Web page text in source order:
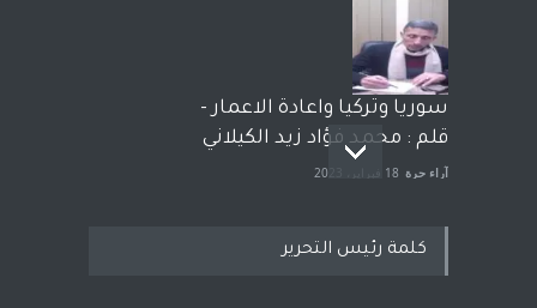
سوريا وتركيا واعادة الاعمار -
قلم : محمد فؤاد زيد الكيلاني
آراء حرة 18 فبراير، 2023
كلمة رئيس التحرير